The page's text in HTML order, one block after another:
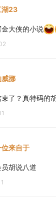
湖23
大侠的小说
挪
了？真特码的
来自于
胡说八道